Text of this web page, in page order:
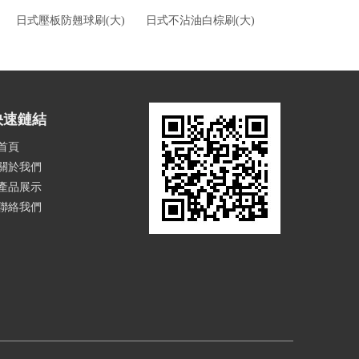
日式壓板防翹球刷(大) 日式不沾油白棕刷(大)
速鏈結
頁
於我們
品展示
絡我們